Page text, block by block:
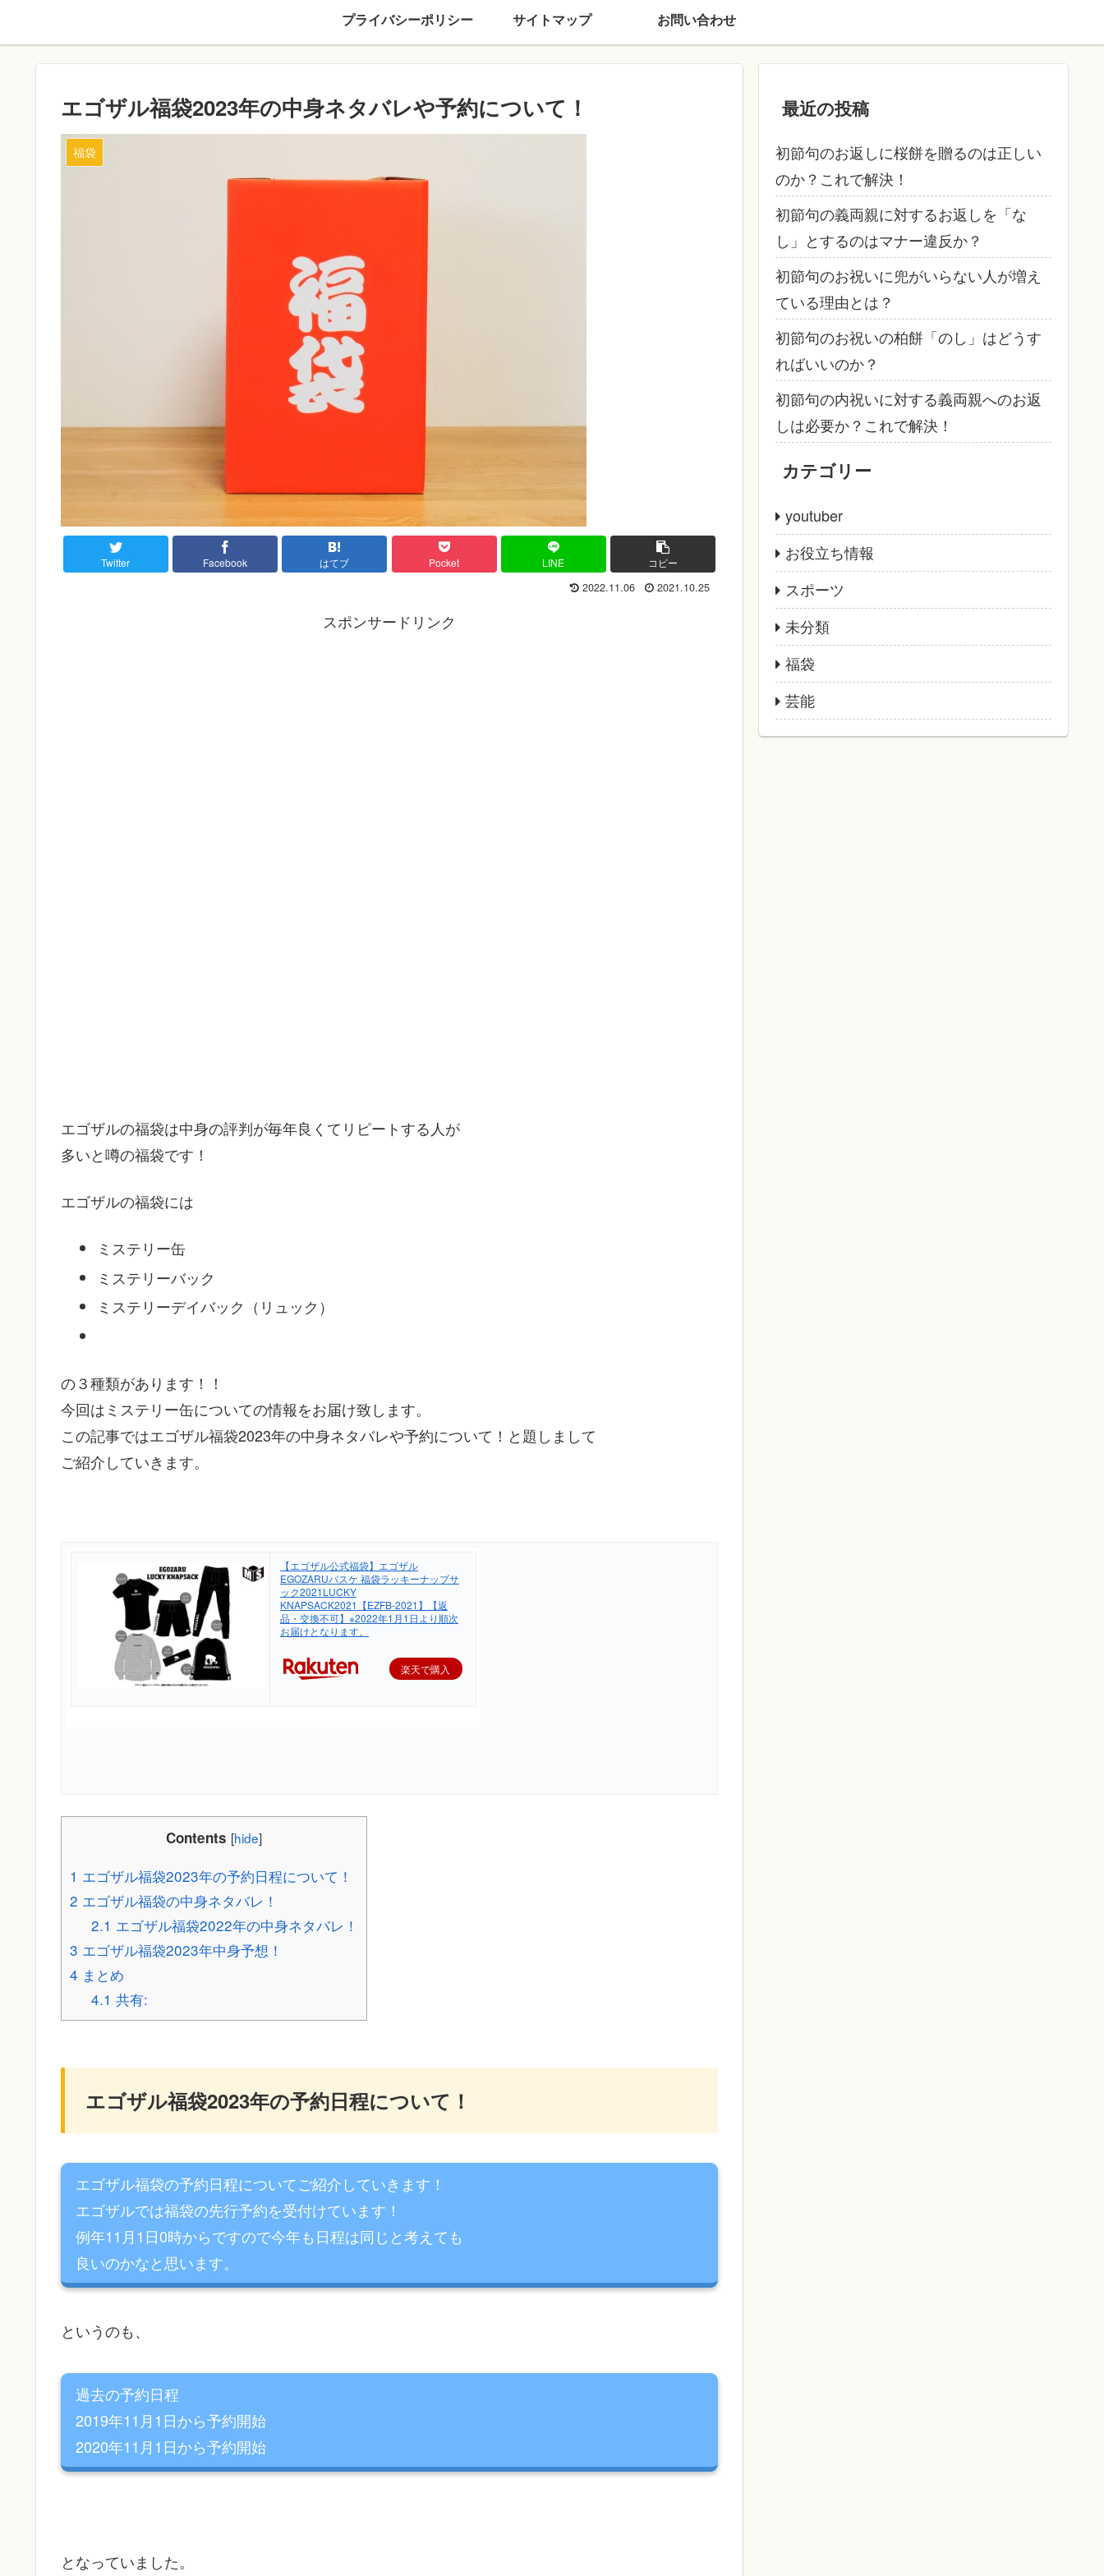
プライバシーポリシー サイトマップ お問い合わせ
エゴザル福袋2023年の中身ネタバレや予約について！
福袋
Twitter Facebook はてブ Pocket LINE コピー
2022.11.06 2021.10.25
スポンサードリンク
エゴザルの福袋は中身の評判が毎年良くてリピートする人が
多いと噂の福袋です！
エゴザルの福袋には
ミステリー缶
ミステリーバック
ミステリーデイバック（リュック）
の３種類があります！！
今回はミステリー缶についての情報をお届け致します。
この記事ではエゴザル福袋2023年の中身ネタバレや予約について！と題しまして
ご紹介していきます。
【エゴザル公式福袋】エゴザル
EGOZARUバスケ 福袋ラッキーナップサ
ック2021LUCKY
KNAPSACK2021【EZFB-2021】【返
品・交換不可】※2022年1月1日より順次
お届けとなります。
楽天で購入
Contents [hide]
1 エゴザル福袋2023年の予約日程について！
2 エゴザル福袋の中身ネタバレ！
2.1 エゴザル福袋2022年の中身ネタバレ！
3 エゴザル福袋2023年中身予想！
4 まとめ
4.1 共有:
エゴザル福袋2023年の予約日程について！
エゴザル福袋の予約日程についてご紹介していきます！
エゴザルでは福袋の先行予約を受付けています！
例年11月1日0時からですので今年も日程は同じと考えても
良いのかなと思います。
というのも、
過去の予約日程
2019年11月1日から予約開始
2020年11月1日から予約開始
となっていました。
最近の投稿
初節句のお返しに桜餅を贈るのは正しい
のか？これで解決！
初節句の義両親に対するお返しを「な
し」とするのはマナー違反か？
初節句のお祝いに兜がいらない人が増え
ている理由とは？
初節句のお祝いの柏餅「のし」はどうす
ればいいのか？
初節句の内祝いに対する義両親へのお返
しは必要か？これで解決！
カテゴリー
youtuber
お役立ち情報
スポーツ
未分類
福袋
芸能